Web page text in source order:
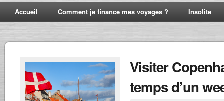
Accueil Comment je finance mes voyages ? Insolite
Visiter
temps d’un